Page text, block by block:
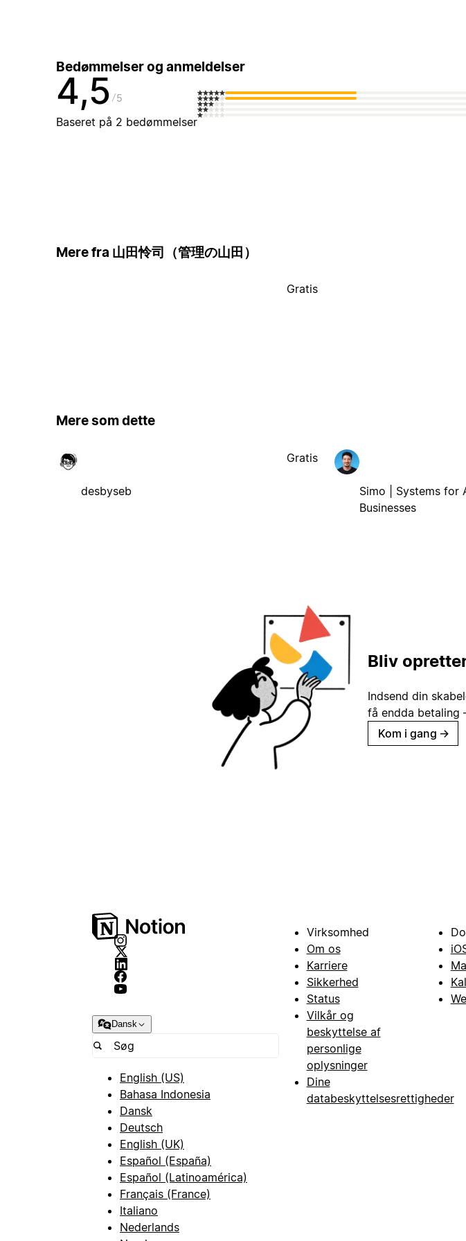
Bedømmelser og anmeldelser
4,5 5
Baseret på 2 bedømmelser
Mere fra 山田怜司（管理の山田）
Gratis
Mere som dette
desbyseb
Gratis
Simo | Systems for
Businesses
Bliv
Indsend din
få endda betaling
Kom i gang →
Dansk
English (US)
Bahasa Indonesia
Dansk
Deutsch
English (UK)
Español (España)
Español (Latinoamérica)
Français (France)
Italiano
Nederlands
Virksomhed
Om os
Karriere
Sikkerhed
Status
Vilkår og
beskyttelse af
personlige
oplysninger
Dine
databeskyttelsesrettigheder